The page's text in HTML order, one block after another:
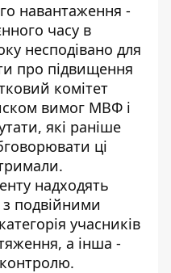
навантаження -
часу в
несподівано для
про підвищення
комітет
вимог МВФ і
які раніше
ці
надходять
з подвійними
учасників
а інша -